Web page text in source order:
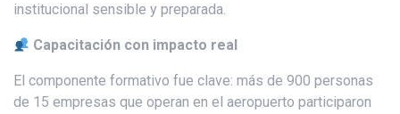
institucional sensible y preparada.
Capacitación con impacto real
El componente formativo fue clave: más de 900 personas
de 15 empresas que operan en el aeropuerto participaron